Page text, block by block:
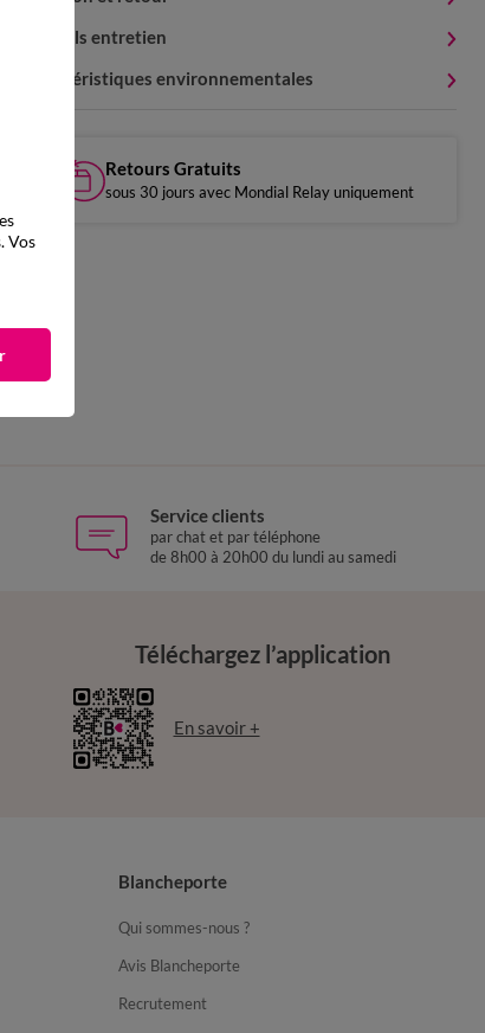
Conseils entretien
Caractéristiques environnementales
Retours Gratuits
sous 30 jours avec Mondial Relay uniquement
Service clients
par chat et par téléphone
de 8h00 à 20h00 du lundi au samedi
Téléchargez l’application
En savoir +
Blancheporte
Qui sommes-nous ?
Avis Blancheporte
Recrutement
Vos